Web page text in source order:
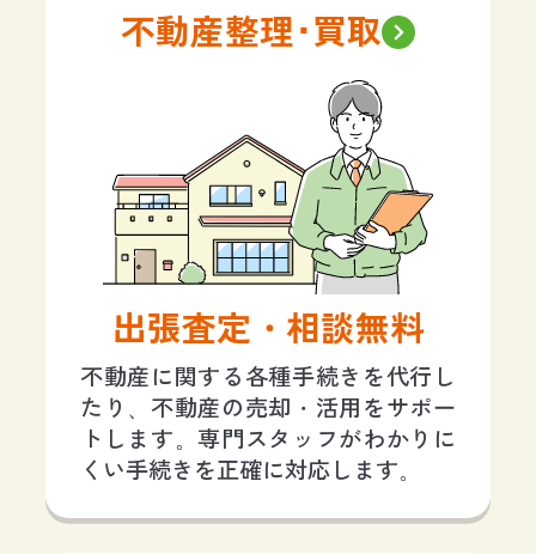
不動産整理･買取
出張査定・相談無料
不動産に関する各種手続きを代行し
たり、不動産の売却・活用をサポー
トします。専門スタッフがわかりに
くい手続きを正確に対応します。